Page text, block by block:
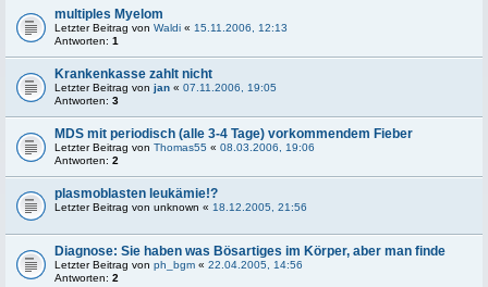
multiples Myelom
Letzter Beitrag von Waldi « 15.11.2006, 12:13
Antworten: 1
Krankenkasse zahlt nicht
Letzter Beitrag von jan « 07.11.2006, 19:05
Antworten: 3
MDS mit periodisch (alle 3-4 Tage) vorkommendem Fieber
Letzter Beitrag von Thomas55 « 08.03.2006, 19:06
Antworten: 2
plasmoblasten leukämie!?
Letzter Beitrag von unknown « 18.12.2005, 21:56
Diagnose: Sie haben was Bösartiges im Körper, aber man finde
Letzter Beitrag von ph_bgm « 22.04.2005, 14:56
Antworten: 2